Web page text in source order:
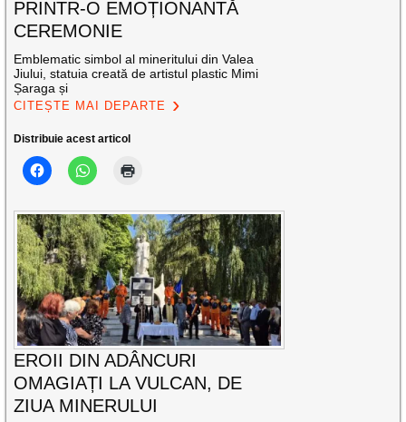
PRINTR-O EMOȚIONANTĂ
CEREMONIE
Emblematic simbol al mineritului din Valea
Jiului, statuia creată de artistul plastic Mimi
Șaraga și
CITEȘTE MAI DEPARTE
Distribuie acest articol
EROII DIN ADÂNCURI
OMAGIAȚI LA VULCAN, DE
ZIUA MINERULUI